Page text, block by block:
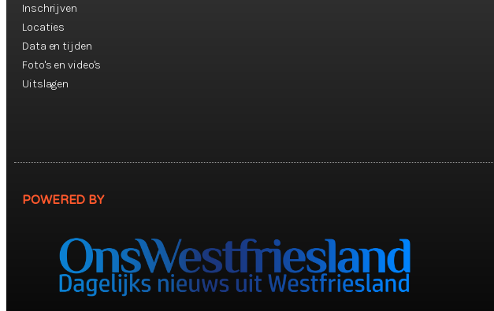
Inschrijven
Locaties
Data en tijden
Foto's en video's
Uitslagen
POWERED BY